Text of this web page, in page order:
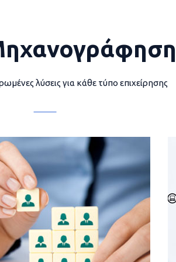
λύσεις για κάθε τύπο επιχείρησης